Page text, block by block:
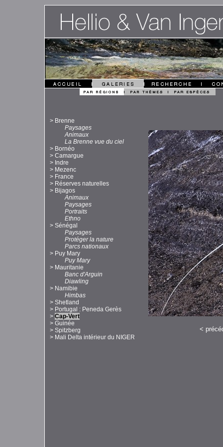
> Brenne
Paysages
Animaux
La Brenne vue du ciel
> Bornéo
> Camargue
> Indre
> Mezenc
> France
> Réserves naturelles
> Bijagos
Animaux
Paysages
Portraits
Ethno
> Sénégal
Paysages
Protéger la nature
Parcs nationaux
> Puy Mary
Puy Mary
> Mauritanie
Banc d'Arguin
Diawling
> Namibie
Himbas
> Shetland
> Portugal : Peneda Gerès
> Cap-Vert
> Guinée
> Spitzberg
> Mali Delta intérieur du NIGER
<